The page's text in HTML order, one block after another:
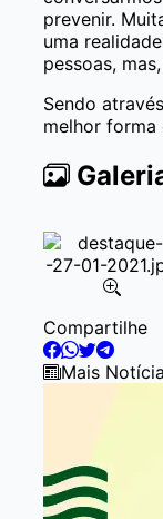
prevenir.
uma
pessoas,
Sendo
melhor
Item
2
of
Compartilhe
Mais